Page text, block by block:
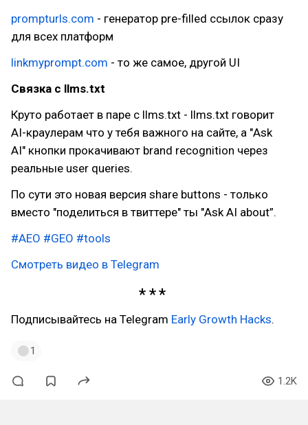
prompturls.com - генератор pre-filled ссылок сразу
для всех платформ
linkmyprompt.com - то же самое, другой UI
Связка с llms.txt
Круто работает в паре с llms.txt - llms.txt говорит
AI-краулерам что у тебя важного на сайте, а "Ask
AI" кнопки прокачивают brand recognition через
реальные user queries.
По сути это новая версия share buttons - только
вместо "поделиться в твиттере" ты "Ask AI about”.
#AEO #GEO #tools
Смотреть видео в Telegram
Подписывайтесь на Telegram Early Growth Hacks.
1
1.2K